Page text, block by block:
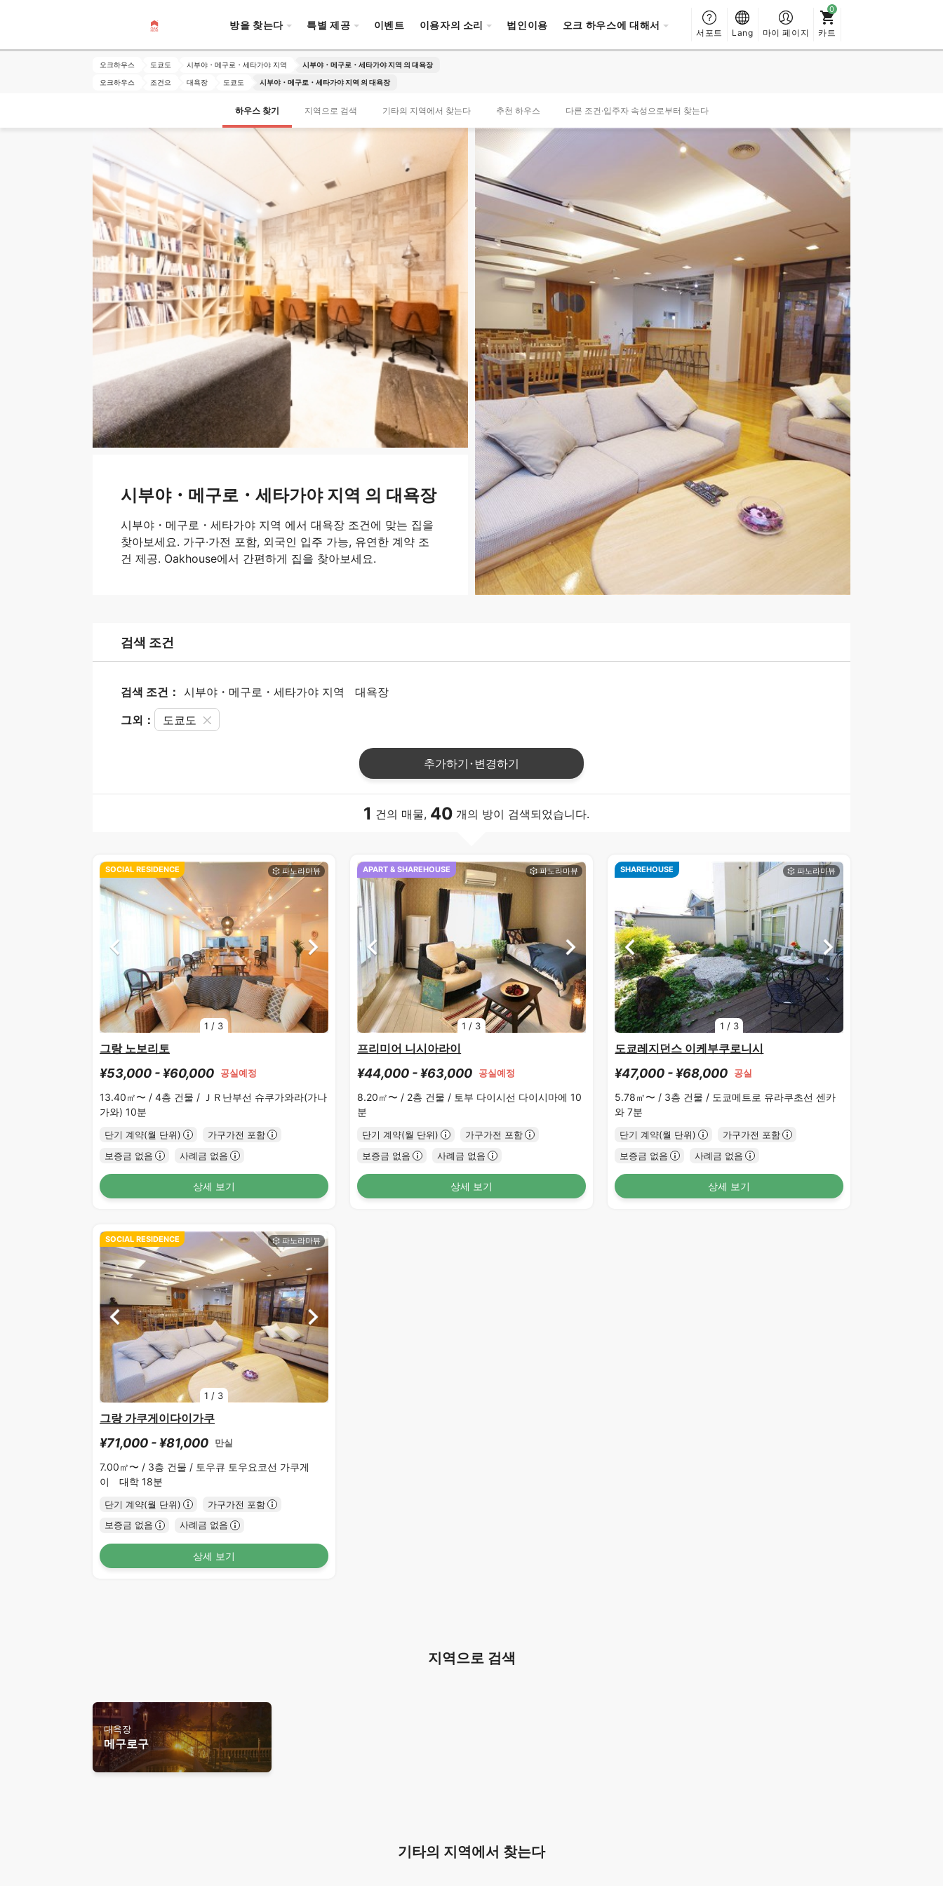
방을 찾는다 특별 제공 이벤트 이용자의 소리 법인이용 오크 하우스에 대해서
서포트 Lang 마이 페이지 카트
오크하우스 도쿄도 시부야・메구로・세타가야 지역 시부야・메구로・세타가야 지역 의 대욕장
오크하우스 조건으 대욕장 도쿄도 시부야・메구로・세타가야 지역 의 대욕장
하우스 찾기 지역으로 검색 기타의 지역에서 찾는다 추천 하우스 다른 조건·입주자 속성으로부터 찾는다
시부야・메구로・세타가야 지역 의 대욕장
시부야・메구로・세타가야 지역 에서 대욕장 조건에 맞는 집을
찾아보세요. 가구·가전 포함, 외국인 입주 가능, 유연한 계약 조
건 제공. Oakhouse에서 간편하게 집을 찾아보세요.
검색 조건
검색 조건： 시부야・메구로・세타가야 지역 대욕장
그외： 도쿄도
추가하기･변경하기
1 건의 매물, 40 개의 방이 검색되었습니다.
1 / 3
SOCIAL RESIDENCE
그랑 노보리토
¥53,000 - ¥60,000 공실예정
13.40㎡〜 / 4층 건물 / ＪＲ난부선 슈쿠가와라(가나
가와) 10분
단기 계약(월 단위)
가구가전 포함
보증금 없음
사례금 없음
상세 보기
1 / 3
APART & SHAREHOUSE
프리미어 니시아라이
¥44,000 - ¥63,000 공실예정
8.20㎡〜 / 2층 건물 / 토부 다이시선 다이시마에 10
분
단기 계약(월 단위)
가구가전 포함
보증금 없음
사례금 없음
상세 보기
1 / 3
SHAREHOUSE
도쿄레지던스 이케부쿠로니시
¥47,000 - ¥68,000 공실
5.78㎡〜 / 3층 건물 / 도쿄메트로 유라쿠초선 센카
와 7분
단기 계약(월 단위)
가구가전 포함
보증금 없음
사례금 없음
상세 보기
1 / 3
SOCIAL RESIDENCE
그랑 가쿠게이다이가쿠
¥71,000 - ¥81,000 만실
7.00㎡〜 / 3층 건물 / 토우큐 토우요코선 가쿠게
이 대학 18분
단기 계약(월 단위)
가구가전 포함
보증금 없음
사례금 없음
상세 보기
지역으로 검색
대욕장
메구로구
기타의 지역에서 찾는다